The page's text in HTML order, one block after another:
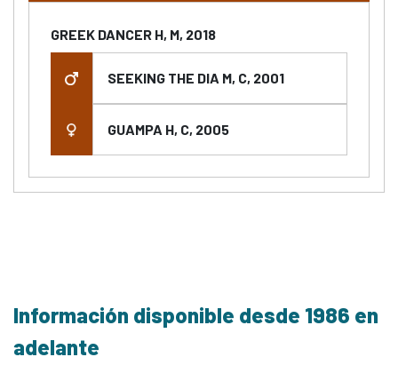
GREEK DANCER H, M, 2018
SEEKING THE DIA M, C, 2001
GUAMPA H, C, 2005
Información disponible desde 1986 en
adelante